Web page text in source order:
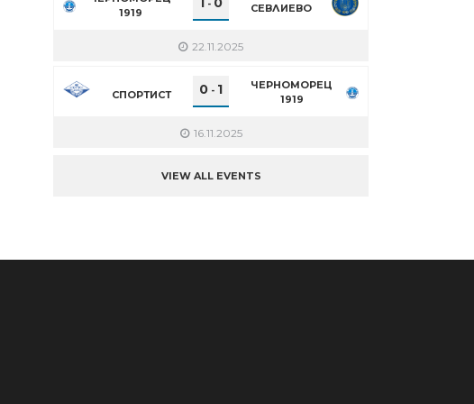
1919
- СЕВЛИЕВО
22.11.2025
СПОРТИСТ 0 - 1
ЧЕРНОМОРЕЦ
1919
16.11.2025
VIEW ALL EVENTS